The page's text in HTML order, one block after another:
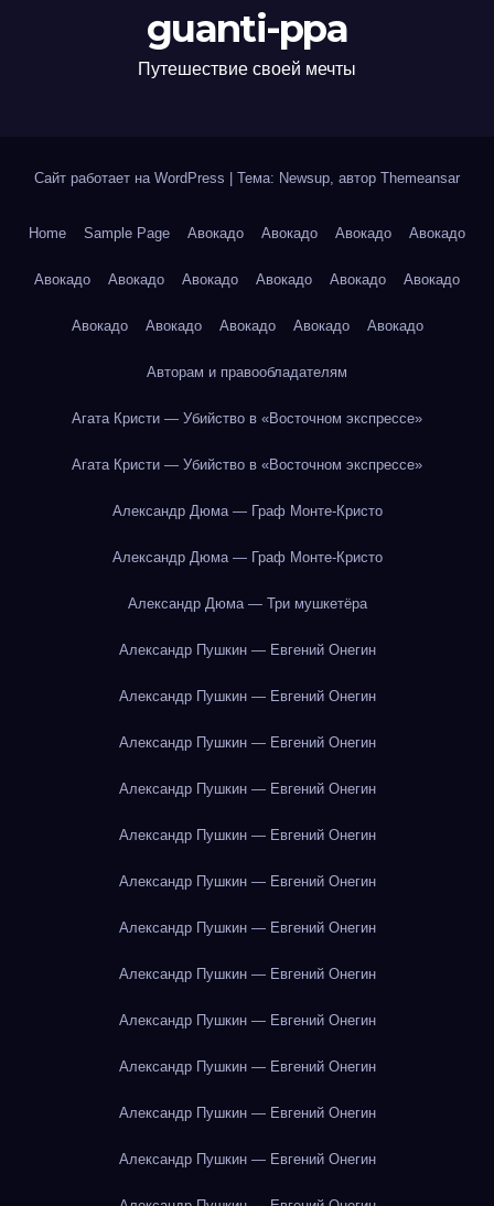
guanti-ppa
Путешествие своей мечты
Сайт работает на WordPress Тема: Newsup, автор Themeansar
Home Sample Page Авокадо Авокадо Авокадо Авокадо
Авокадо Авокадо Авокадо Авокадо Авокадо Авокадо
Авокадо Авокадо Авокадо Авокадо Авокадо
Авторам и правообладателям
Агата Кристи — Убийство в «Восточном экспрессе»
Агата Кристи — Убийство в «Восточном экспрессе»
Александр Дюма — Граф Монте-Кристо
Александр Дюма — Граф Монте-Кристо
Александр Дюма — Три мушкетёра
Александр Пушкин — Евгений Онегин
Александр Пушкин — Евгений Онегин
Александр Пушкин — Евгений Онегин
Александр Пушкин — Евгений Онегин
Александр Пушкин — Евгений Онегин
Александр Пушкин — Евгений Онегин
Александр Пушкин — Евгений Онегин
Александр Пушкин — Евгений Онегин
Александр Пушкин — Евгений Онегин
Александр Пушкин — Евгений Онегин
Александр Пушкин — Евгений Онегин
Александр Пушкин — Евгений Онегин